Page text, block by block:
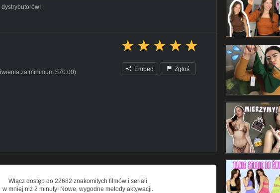
za minimum $70.00)
Embed Zgłoś
Włącz dostęp do 22682 znakomitych filmów i seriali
w mniej niż 2 minuty! Nowe, wygodne metody aktywacji.